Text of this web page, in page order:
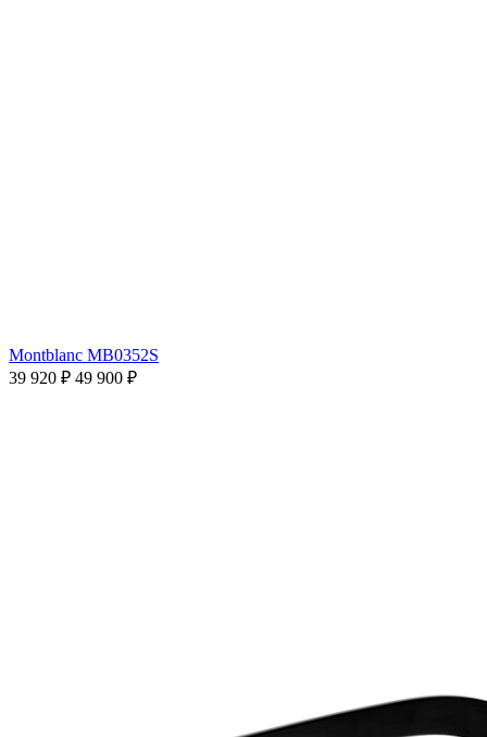
Montblanc MB0352S
39 920 ₽ 49 900 ₽